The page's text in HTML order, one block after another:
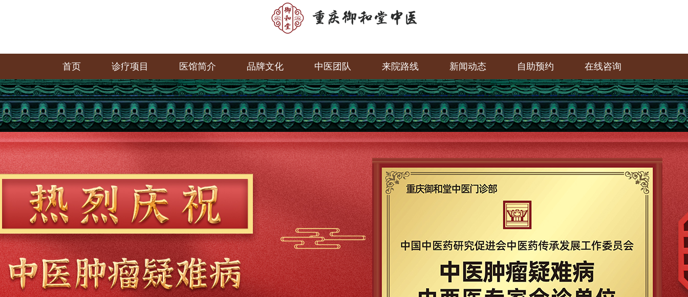
首页 诊疗项目 医馆简介 品牌文化 中医团队 来院路线 新闻动态 自助预约 在线咨询